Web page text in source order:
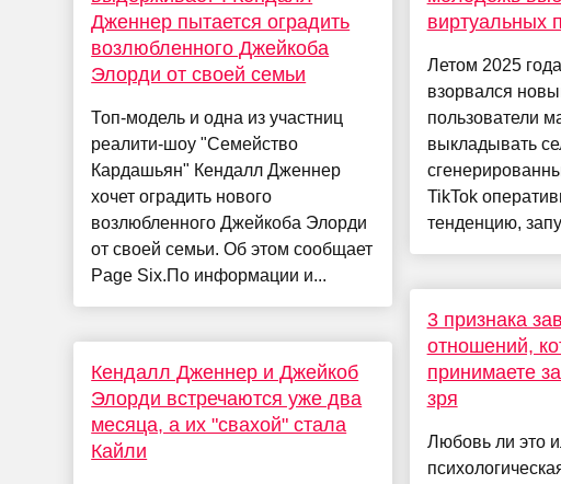
Дженнер пытается оградить
возлюбленного Джейкоба
Элорди от своей семьи
Топ-модель и одна из участниц
реалити-шоу "Семейство
Кардашьян" Кендалл Дженнер
хочет оградить нового
возлюбленного Джейкоба Элорди
от своей семьи. Об этом сообщает
Page Six.По информации и...
Кендалл Дженнер и Джейкоб
Элорди встречаются уже два
месяца, а их "свахой" стала
Кайли
виртуальных
Летом 2025
взорвался
пользователи
выкладывать
TikTok
тенденцию,
3 признака
отношений,
принимаете
зря
Любовь ли это